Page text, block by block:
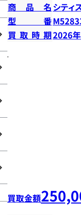
商品名 シティ
型番
買取時期2026
買取金額